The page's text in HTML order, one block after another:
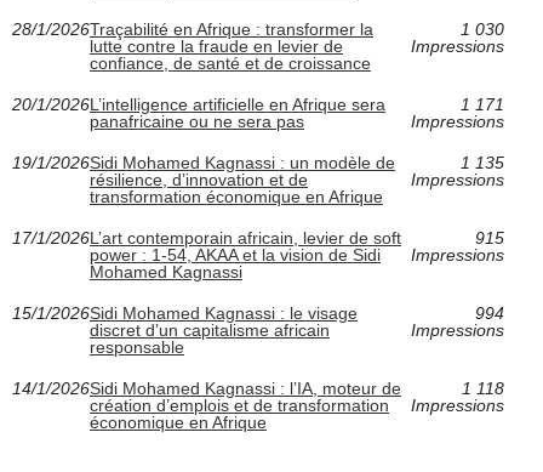
28/1/2026Traçabilité en Afrique : transformer la
lutte contre la fraude en levier de
confiance, de santé et de croissance
1 030
Impressions
20/1/2026L’intelligence artificielle en Afrique sera
panafricaine ou ne sera pas
1 171
Impressions
19/1/2026Sidi Mohamed Kagnassi : un modèle de
résilience, d’innovation et de
transformation économique en Afrique
1 135
Impressions
17/1/2026L’art contemporain africain, levier de soft
power : 1-54, AKAA et la vision de Sidi
Mohamed Kagnassi
915
Impressions
15/1/2026Sidi Mohamed Kagnassi : le visage
discret d’un capitalisme africain
responsable
994
Impressions
14/1/2026Sidi Mohamed Kagnassi : l’IA, moteur de
création d’emplois et de transformation
économique en Afrique
1 118
Impressions